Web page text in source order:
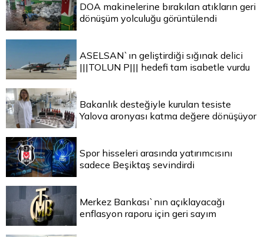
DOA makinelerine bırakılan atıkların geri
dönüşüm yolculuğu görüntülendi
ASELSAN`ın geliştirdiği sığınak delici
|||TOLUN P||| hedefi tam isabetle vurdu
Bakanlık desteğiyle kurulan tesiste
Yalova aronyası katma değere dönüşüyor
Spor hisseleri arasında yatırımcısını
sadece Beşiktaş sevindirdi
Merkez Bankası`nın açıklayacağı
enflasyon raporu için geri sayım